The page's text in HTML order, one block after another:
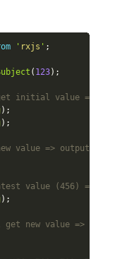
' rxjs ' ;
( 123);
initial value =>
);
);
value => output:
value (456) =>
);
new value =>